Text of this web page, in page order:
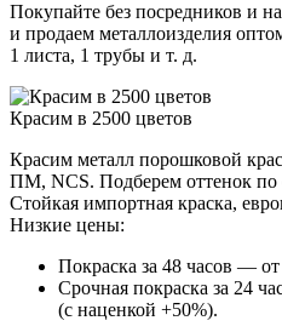
Покупайте без посредников и
и продаем металлоизделия
1 листа, 1 трубы и т. д.
Красим в 2500 цветов
Красим металл порошковой
ПМ, NCS. Подберем оттенок по
Стойкая импортная краска,
Низкие цены:
Покраска за 48 часов —
Срочная покраска за 24
(с наценкой +50%).